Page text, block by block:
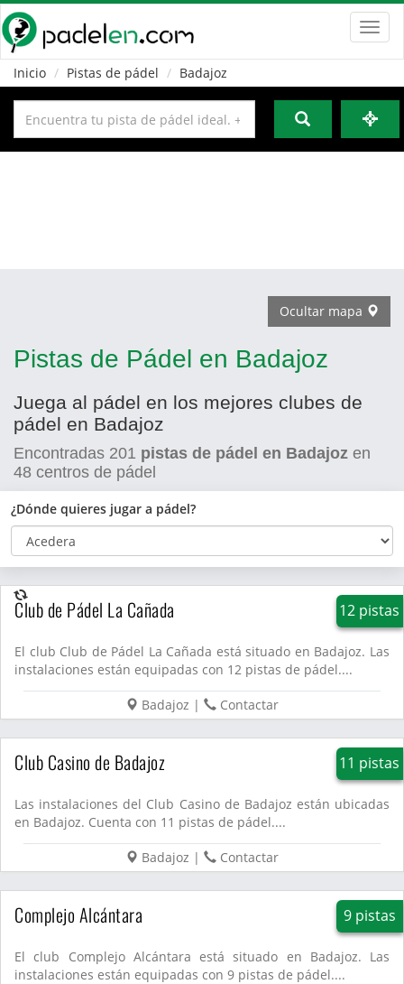
Inicio
Pistas de pádel Badajoz
Ocultar mapa
Pistas de Pádel en Badajoz
Juega al pádel en los mejores clubes de
pádel en Badajoz
Encontradas 201 pistas de pádel en Badajoz en
48 centros de pádel
¿Dónde quieres jugar a pádel?
Club de Pádel La Cañada 12 pistas
El club Club de Pádel La Cañada está situado en Badajoz. Las
instalaciones están equipadas con 12 pistas de pádel....
Badajoz | Contactar
Club Casino de Badajoz 11 pistas
Las instalaciones del Club Casino de Badajoz están ubicadas
en Badajoz. Cuenta con 11 pistas de pádel....
Badajoz | Contactar
Complejo Alcántara 9 pistas
El club Complejo Alcántara está situado en Badajoz. Las
instalaciones están equipadas con 9 pistas de pádel....